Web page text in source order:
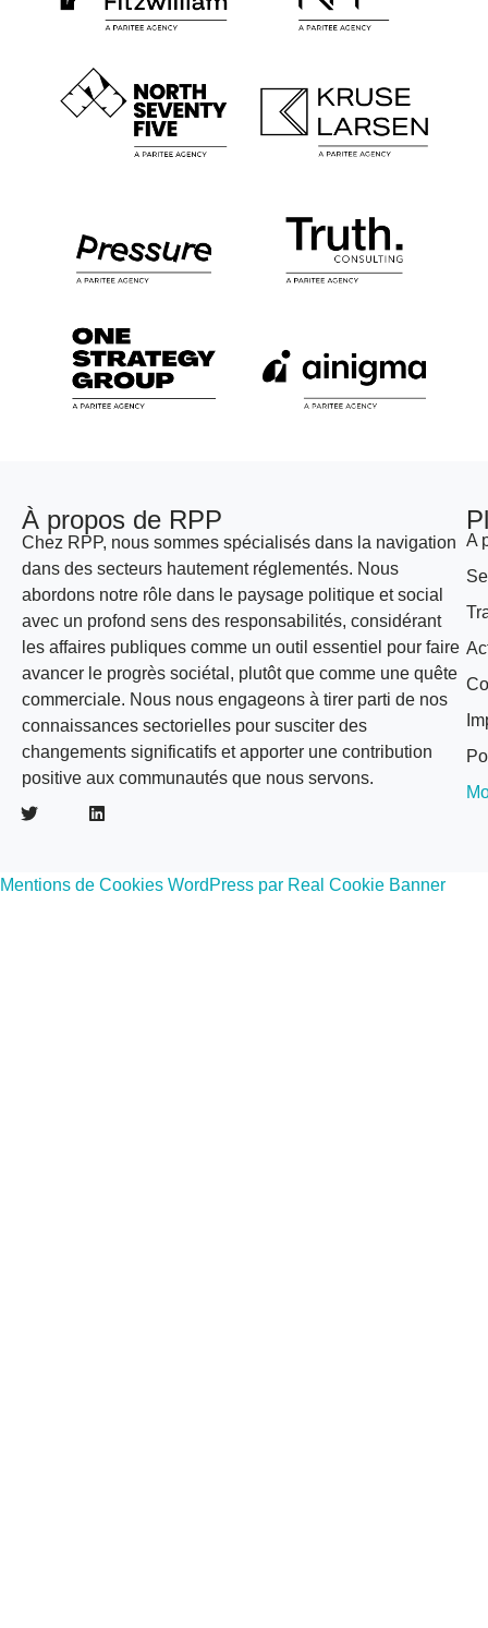
À propos de RPP
Chez RPP, nous sommes spécialisés dans la navigation
dans des secteurs hautement réglementés. Nous
abordons notre rôle dans le paysage politique et social
avec un profond sens des responsabilités, considérant
les affaires publiques comme un outil essentiel pour faire
avancer le progrès sociétal, plutôt que comme une quête
commerciale. Nous nous engageons à tirer parti de nos
connaissances sectorielles pour susciter des
changements significatifs et apporter une contribution
positive aux communautés que nous servons.
A
Mentions de Cookies WordPress par Real Cookie Banner